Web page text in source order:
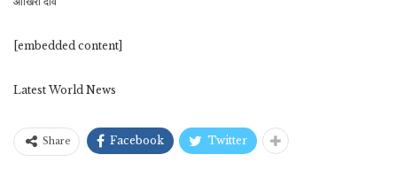
[embedded content]
Latest World News
Share Facebook Twitter